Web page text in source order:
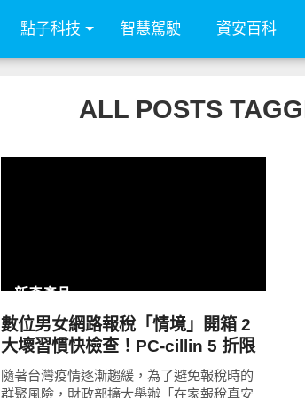
點子科技 智慧駕駛 資安百科
ALL POSTS
新奇產品
數位男女網路報稅「情境」開箱 2
大壞習慣快檢查！PC-cillin 5 折限
時優惠
隨著台灣疫情逐漸趨緩，為了避免報稅時的
群聚風險，財政部擴大舉辦「在家報稅真安